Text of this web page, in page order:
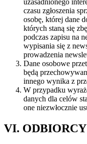
czasu zgłoszenia
osobę, której dane
których staną się
podczas zapisu na
wypisania się z
prowadzenia
Dane osobowe
będą
innego wynika z
W przypadku
danych dla celów
one niezwłocznie
VI.